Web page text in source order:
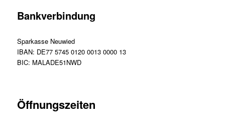
Bankverbindung
Sparkasse Neuwied
IBAN: DE77 5745 0120 0013 0000 13
BIC: MALADE51NWD
Öffnungszeiten